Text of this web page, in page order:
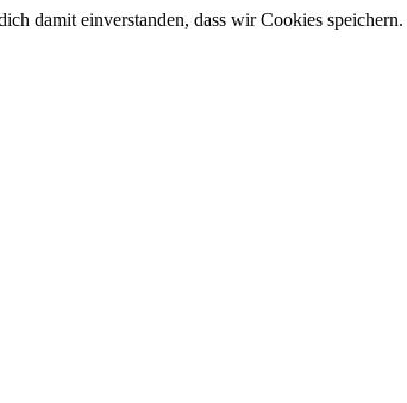
damit einverstanden, dass wir Cookies speichern.